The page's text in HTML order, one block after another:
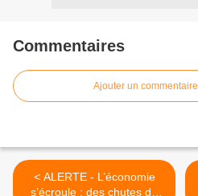
Commentaires
Ajouter un commentaire
< ALERTE - L’économie
s’écroule : des chutes de